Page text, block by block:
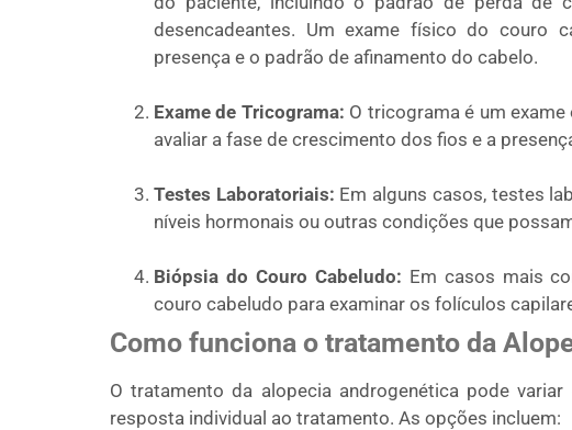
desencadeantes. Um exame físico do couro
presença e o padrão de afinamento do cabelo.
Exame de Tricograma: O tricograma é um
avaliar a fase de crescimento dos fios e a
Testes Laboratoriais: Em alguns casos, testes
níveis hormonais ou outras condições que
Biópsia do Couro Cabeludo: Em casos mais
couro cabeludo para examinar os folículos
Como funciona o tratamento da
O tratamento da alopecia androgenética pode
resposta individual ao tratamento. As opções incluem: